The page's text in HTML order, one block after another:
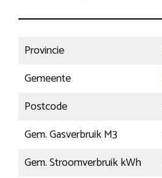
Provincie
Gemeente
Postcode
Gem. Gasverbruik M3
Gem. Stroomverbruik kWh